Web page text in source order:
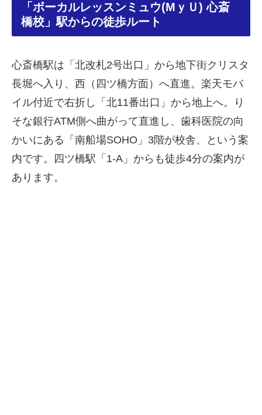
「ボーカルレッスンミュウ(MｙＵ) 心斎
橋校」駅からの徒歩ルート
心斎橋駅は「北改札2号出口」から地下街クリスタ
長堀へ入り、西（四ツ橋方面）へ直進。楽天モバ
イル付近で右折し「北11番出口」から地上へ。り
そな銀行ATM側へ曲がって直進し、歯科医院の向
かいにある「南船場SOHO」3階が校舎、という案
内です。四ツ橋駅「1-A」からも徒歩4分の案内が
あります。